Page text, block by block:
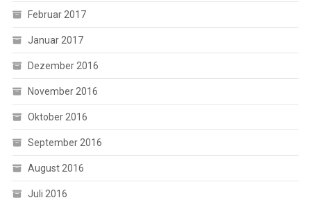
Februar 2017
Januar 2017
Dezember 2016
November 2016
Oktober 2016
September 2016
August 2016
Juli 2016